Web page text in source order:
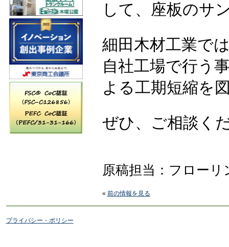
して、座板のサ
細田木材工業で
自社工場で行う
よる工期短縮を
ぜひ、ご相談く
原稿担当：フロー
« 前の情報を見る
プライバシー・ポリシー